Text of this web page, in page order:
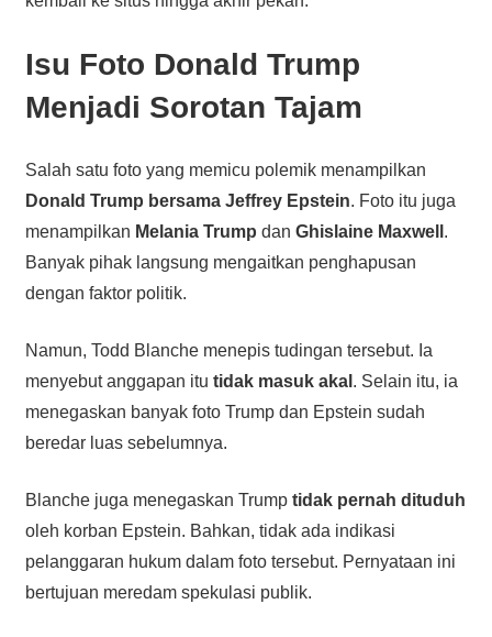
Isu Foto Donald Trump
Menjadi Sorotan Tajam
Salah satu foto yang memicu polemik menampilkan
Donald Trump bersama Jeffrey Epstein. Foto itu juga
menampilkan Melania Trump dan Ghislaine Maxwell .
Banyak pihak langsung mengaitkan penghapusan
dengan faktor politik.
Namun, Todd Blanche menepis tudingan tersebut. Ia
menyebut anggapan itu tidak masuk akal . Selain itu, ia
menegaskan banyak foto Trump dan Epstein sudah
beredar luas sebelumnya.
Blanche juga menegaskan Trump tidak pernah dituduh
oleh korban Epstein. Bahkan, tidak ada indikasi
pelanggaran hukum dalam foto tersebut. Pernyataan ini
bertujuan meredam spekulasi publik.